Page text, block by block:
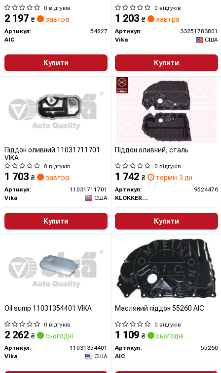
0 відгуків
2 197 ₴ завтра
Артикул:
54827
AIC
Купити
0 відгуків
1 203 ₴ завтра
Артикул:
33251783801
Vika
США
Купити
Піддон оливний 11031711701
VIKA
0 відгуків
1 703 ₴ завтра
Артикул:
11031711701
Vika
США
Купити
Піддон оливний, сталь
0 відгуків
1 742 ₴ термін 3 дн.
Артикул:
9524476
KLOKKERHOLM
Купити
Oil sump 11031354401 VIKA
0 відгуків
2 262 ₴ сьогодні
Артикул:
11031354401
Vika
США
Масляний пiддон 55260 AIC
0 відгуків
1 109 ₴ сьогодні
Артикул:
55260
AIC